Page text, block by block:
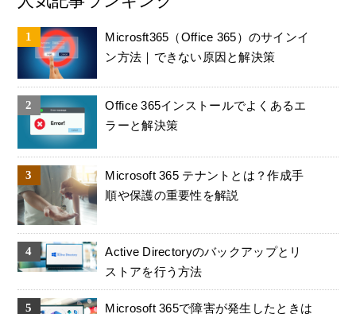
Microsft365（Office 365）のサインイ
ン方法｜できない原因と解決策
Office 365インストールでよくあるエ
ラーと解決策
Microsoft 365 テナントとは？作成手
順や保護の重要性を解説
Active Directoryのバックアップとリ
ストアを行う方法
Microsoft 365で障害が発生したときは